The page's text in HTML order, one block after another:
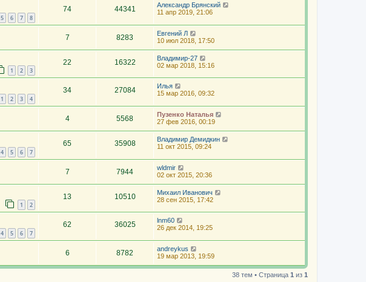
5 6 7 8
74 44341
Александр Брянский
11 апр 2019, 21:06
7 8283
Евгений Л
10 июл 2018, 17:50
1 2 3
22 16322
Владимир-27
02 мар 2018, 15:16
1 2 3 4
34 27084
Илья
15 мар 2016, 09:32
4 5568
Пузенко Наталья
27 фев 2016, 00:19
4 5 6 7
65 35908
Владимир Демидкин
11 окт 2015, 09:24
7 7944
wldmir
02 окт 2015, 20:36
1 2
13 10510
Михаил Иванович
28 сен 2015, 17:42
4 5 6 7
62 36025
lnm60
26 дек 2014, 19:25
6 8782
andreykus
19 мар 2013, 19:59
38 тем • Страница 1 из 1